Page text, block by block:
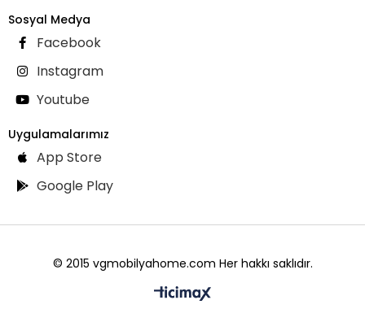
Sosyal Medya
Facebook
Instagram
Youtube
Uygulamalarımız
App Store
Google Play
© 2015 vgmobilyahome.com Her hakkı saklıdır.